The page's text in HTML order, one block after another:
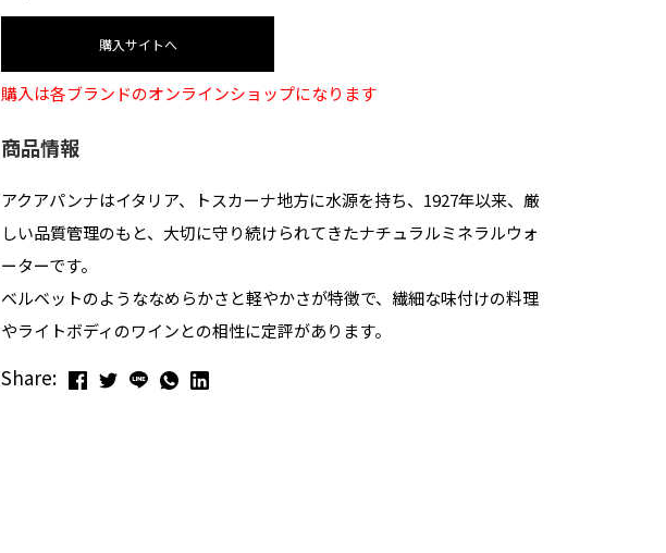
購⼊サイトへ
購入は各ブランドのオンラインショップになります
商品情報
アクアパンナはイタリア、トスカーナ地方に水源を持ち、1927年以来、厳
しい品質管理のもと、大切に守り続けられてきたナチュラルミネラルウォ
ーターです。
ベルベットのようななめらかさと軽やかさが特徴で、繊細な味付けの料理
やライトボディのワインとの相性に定評があります。
Share: